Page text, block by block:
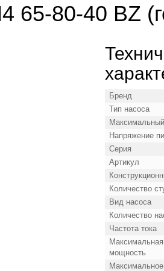
65-80-40 BZ
Бренд
Тип насоса
Напряжение
Серия
Артикул
Количество
Вид насоса
Количество
Частота тока
мощность